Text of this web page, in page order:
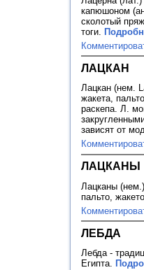
капюшоном
сколотый
тоги.
ЛАЦКАН
Лацкан (нем.
жакета,
раскепа. Л.
зависят от
ЛАЦКАНЫ
Лацканы
пальто,
ЛЕБДА
Лебда -
Египта.